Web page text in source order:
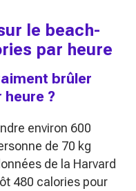
le beach-
par heure
brûler
heure ?
environ 600
de 70 kg
de la Harvard
480 calories pour